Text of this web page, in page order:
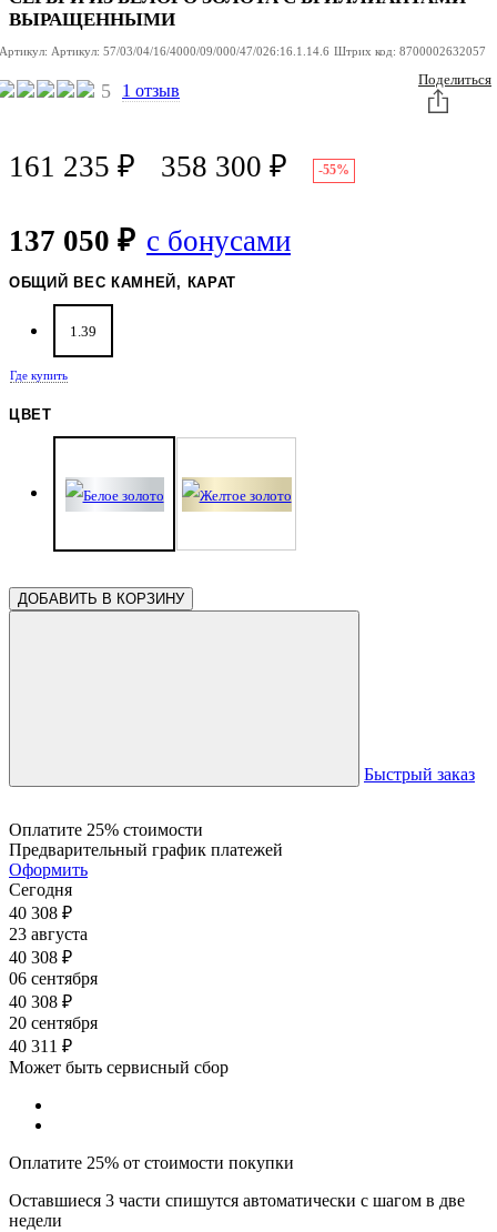
ВЫРАЩЕННЫМИ
Артикул: Артикул: 57/03/04/16/4000/09/000/47/026:16.1.14.6 Штрих код: 8700002632057
5 1 отзыв
Поделиться
161 235 ₽ 358 300 ₽ -55%
137 050 ₽ с бонусами
ОБЩИЙ ВЕС КАМНЕЙ, КАРАТ
1.39
Где купить
ЦВЕТ
ДОБАВИТЬ В КОРЗИНУ
Быстрый заказ
Оплатите 25% стоимости
Предварительный график платежей
Оформить
Сегодня
40 308 ₽
23 августа
40 308 ₽
06 сентября
40 308 ₽
20 сентября
40 311 ₽
Может быть сервисный сбор
Оплатите 25% от стоимости покупки
Оставшиеся 3 части спишутся автоматически с шагом в две
недели